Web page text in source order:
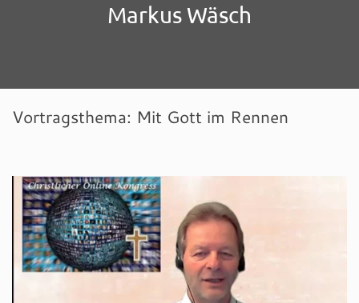
Markus Wäsch
Vortragsthema: Mit Gott im Rennen